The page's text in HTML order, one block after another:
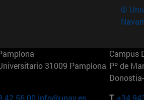
©
31009 Pamplona
42 56 00 info@unav.es
Campus
Pº de
T. +34